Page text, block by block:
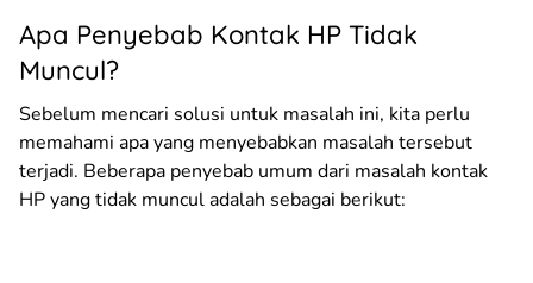
Apa Penyebab Kontak HP Tidak
Muncul?
Sebelum mencari solusi untuk masalah ini, kita perlu
memahami apa yang menyebabkan masalah tersebut
terjadi. Beberapa penyebab umum dari masalah kontak
HP yang tidak muncul adalah sebagai berikut: